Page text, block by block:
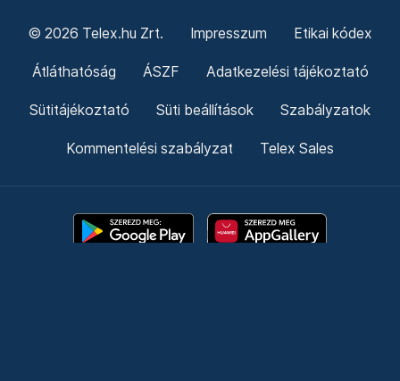
© 2026 Telex.hu Zrt. Impresszum Etikai kódex
Átláthatóság ÁSZF Adatkezelési tájékoztató
Sütitájékoztató Süti beállítások Szabályzatok
Kommentelési szabályzat Telex Sales